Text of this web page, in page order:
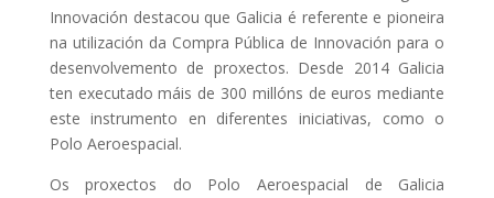
Innovación destacou que Galicia é referente e pioneira
na utilización da Compra Pública de Innovación para o
desenvolvemento de proxectos. Desde 2014 Galicia
ten executado máis de 300 millóns de euros mediante
este instrumento en diferentes iniciativas, como o
Polo Aeroespacial.
Os proxectos do Polo Aeroespacial de Galicia